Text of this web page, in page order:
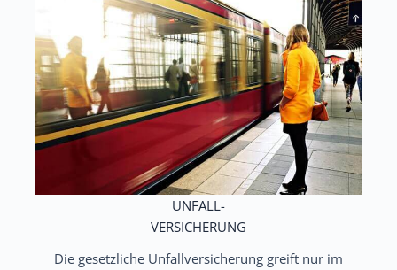
UNFALL-
VERSICHERUNG
Die gesetzliche Unfallversicherung greift nur im